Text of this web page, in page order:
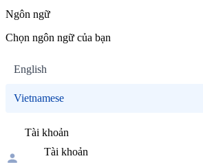
Ngôn ngữ
Chọn ngôn ngữ của bạn
English
Vietnamese
Tài khoản
Tài khoản